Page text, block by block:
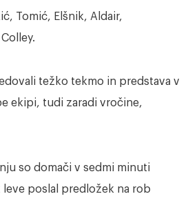
Tomić, Elšnik, Aldair,
težko tekmo in predstava v
ekipi, tudi zaradi vročine,
so domači v sedmi minuti
leve poslal predložek na rob